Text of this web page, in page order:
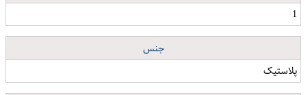
1
جنس
پلاستیک